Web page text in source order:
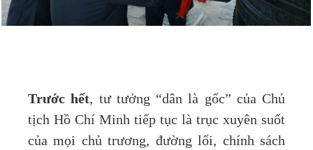
Trước hết, tư tưởng “dân là gốc” của Chủ
tịch Hồ Chí Minh tiếp tục là trục xuyên suốt
của mọi chủ trương, đường lối, chính sách